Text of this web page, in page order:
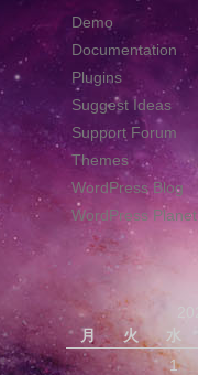
Demo
Documentation
Plugins
Suggest Ideas
Support Forum
Themes
WordPress Blog
WordPress Planet
月
火 水
1